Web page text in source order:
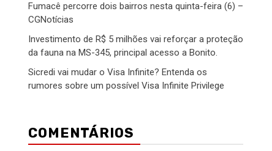
Fumacê percorre dois bairros nesta quinta-feira (6) –
CGNotícias
Investimento de R$ 5 milhões vai reforçar a proteção
da fauna na MS-345, principal acesso a Bonito.
Sicredi vai mudar o Visa Infinite? Entenda os
rumores sobre um possível Visa Infinite Privilege
COMENTÁRIOS